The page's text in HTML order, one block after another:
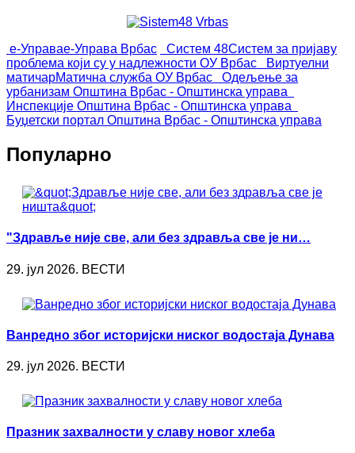
е-Управае-Управа Врбас Систем 48Систем за пријаву
проблема који су у надлежности ОУ Врбас
Виртуелни
матичарМатична служба ОУ Врбас
Одељење за
урбанизам Општина Врбас - Општинска управа
Инспекције Општина Врбас - Општинска управа
Буџетски портал Општина Врбас - Општинска управа
Популарно
"Здравље није све, али без здравља све је ни…
29. јул 2026. ВЕСТИ
Ванредно због историјски ниског водостаја Дунава
29. јул 2026. ВЕСТИ
Празник захвалности у славу новог хлеба